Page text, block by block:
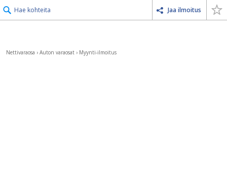
Hae kohteita Jaa ilmoitus
Nettivaraosa › Auton varaosat › Myynti-ilmoitus